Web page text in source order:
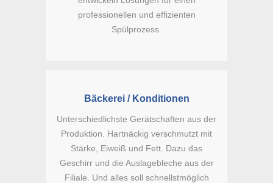
professionellen und effizienten
Spülprozess.
Bäckerei / Konditionen
Unterschiedlichste Gerätschaften aus der
Produktion. Hartnäckig verschmutzt mit
Stärke, Eiweiß und Fett. Dazu das
Geschirr und die Auslagebleche aus der
Filiale. Und alles soll schnellstmöglich